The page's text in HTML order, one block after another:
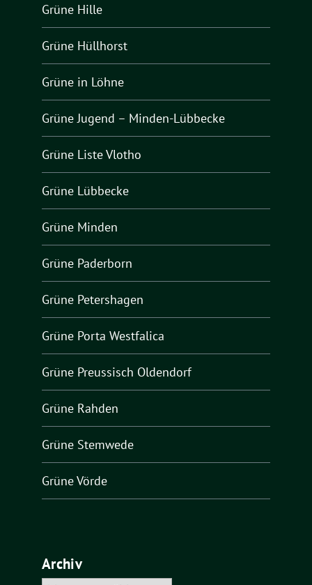
Grüne Hille
Grüne Hüllhorst
Grüne in Löhne
Grüne Jugend – Minden-Lübbecke
Grüne Liste Vlotho
Grüne Lübbecke
Grüne Minden
Grüne Paderborn
Grüne Petershagen
Grüne Porta Westfalica
Grüne Preussisch Oldendorf
Grüne Rahden
Grüne Stemwede
Grüne Vörde
Archiv